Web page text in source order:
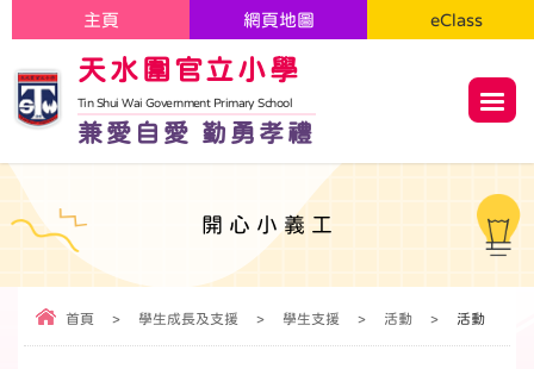
天水圍官立小學
Tin Shui Wai Government Primary School
兼愛自愛 勤勇孝禮
主頁 網頁地圖 eClass
開心小義工
首頁 > 學生成長及支援 > 學生支援 > 活動 > 活動